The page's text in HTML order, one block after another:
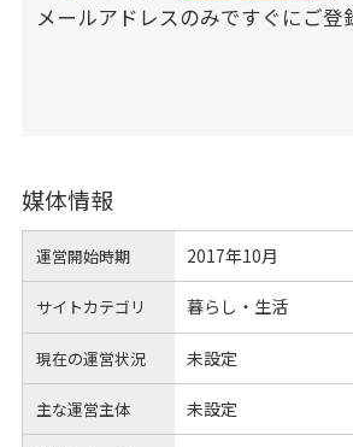
メールアドレスのみですぐにご登
媒体情報
運営開始時期 2017年10月
サイトカテゴリ 暮らし・生活
現在の運営状況 未設定
主な運営主体 未設定